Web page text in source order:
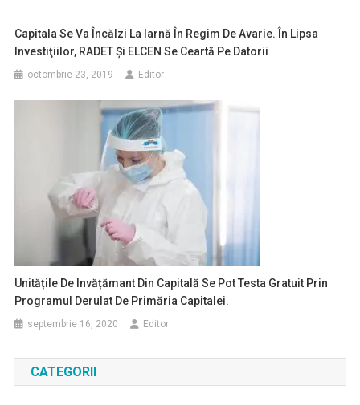
Capitala Se Va Încălzi La Iarnă În Regim De Avarie. În Lipsa
Investiţiilor, RADET Şi ELCEN Se Ceartă Pe Datorii
octombrie 23, 2019 Editor
Unitățile De Invățămant Din Capitală Se Pot Testa Gratuit Prin
Programul Derulat De Primăria Capitalei.
septembrie 16, 2020 Editor
CATEGORII